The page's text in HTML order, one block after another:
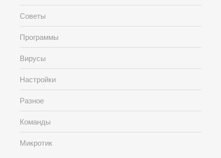
Советы
Программы
Вирусы
Настройки
Разное
Команды
Микротик